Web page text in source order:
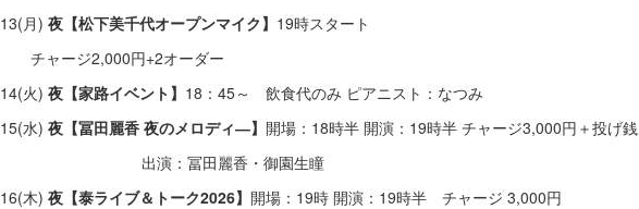
13(月) 夜【松下美千代オープンマイク】 19時スタート
チャージ2,000円+2オーダー
14(火) 夜【家路イベント】 18：45～ 飲食代のみ ピアニスト：なつみ
15(水) 夜【冨田麗香 夜のメロディ―】 開場：18時半 開演：19時半 チャージ3,000円＋投げ銭
出演：冨田麗香・御園生瞳
16(木) 夜【泰ライブ＆トーク2026】 開場：19時 開演：19時半 チャージ 3,000円